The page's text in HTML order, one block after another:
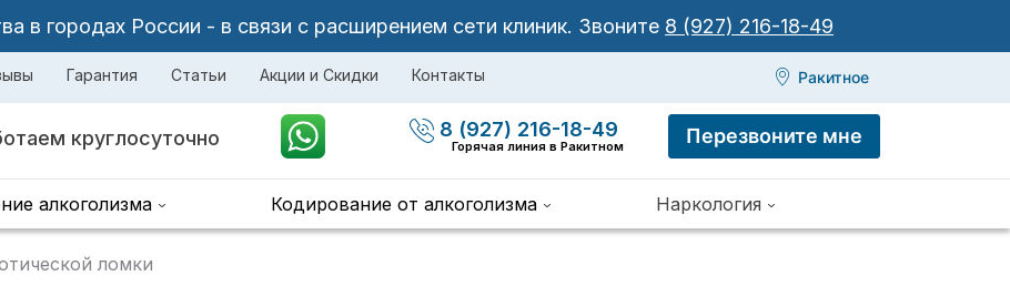
в городах России - в связи с расширением сети клиник. Звоните 8 (927) 216-18-49
Гарантия Статьи Акции и Скидки Контакты Ракитное
круглосуточно 8 (927) 216-18-49
Горячая линия в Ракитном Перезвоните мне
алкоголизма Кодирование от алкоголизма Наркология
ломки